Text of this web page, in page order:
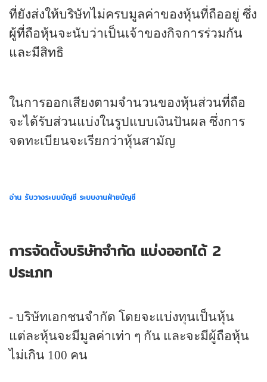
ที่ยังส่งให้บริษัทไม่ครบมูลค่าของหุ้นที่ถืออยู่ ซึ่ง
ผู้ที่ถือหุ้นจะนับว่าเป็นเจ้าของกิจการร่วมกัน
และมีสิทธิ
ในการออกเสียงตามจำนวนของหุ้นส่วนที่ถือ
จะได้รับส่วนแบ่งในรูปแบบเงินปันผล ซึ่งการ
จดทะเบียนจะเรียกว่าหุ้นสามัญ
อ่าน รับวางระบบบัญชี ระบบงานฝ่ายบัญชี
การจัดตั้งบริษัทจำกัด แบ่งออกได้ 2
ประเภท
- บริษัทเอกชนจำกัด โดยจะแบ่งทุนเป็นหุ้น
แต่ละหุ้นจะมีมูลค่าเท่า ๆ กัน และจะมีผู้ถือหุ้น
ไม่เกิน 100 คน